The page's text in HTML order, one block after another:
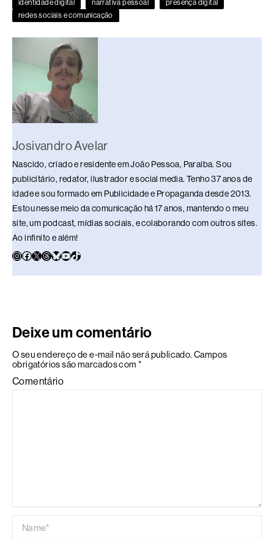
o
k
s
I
n
y
p k
identidade digital
narrativa pessoal
presença digital
redes sociais e comunicação
Josivandro Avelar
Nascido, criado e residente em João Pessoa, Paraíba. Sou
publicitário, redator, ilustrador e social media. Tenho 37 anos de
idade e sou formado em Publicidade e Propaganda desde 2013.
Estou nesse meio da comunicação há 17 anos, mantendo o meu
site, um podcast, mídias sociais, e colaborando com outros sites.
Ao infinito e além!
Deixe um comentário
O seu endereço de e-mail não será publicado. Campos
obrigatórios são marcados com *
Comentário